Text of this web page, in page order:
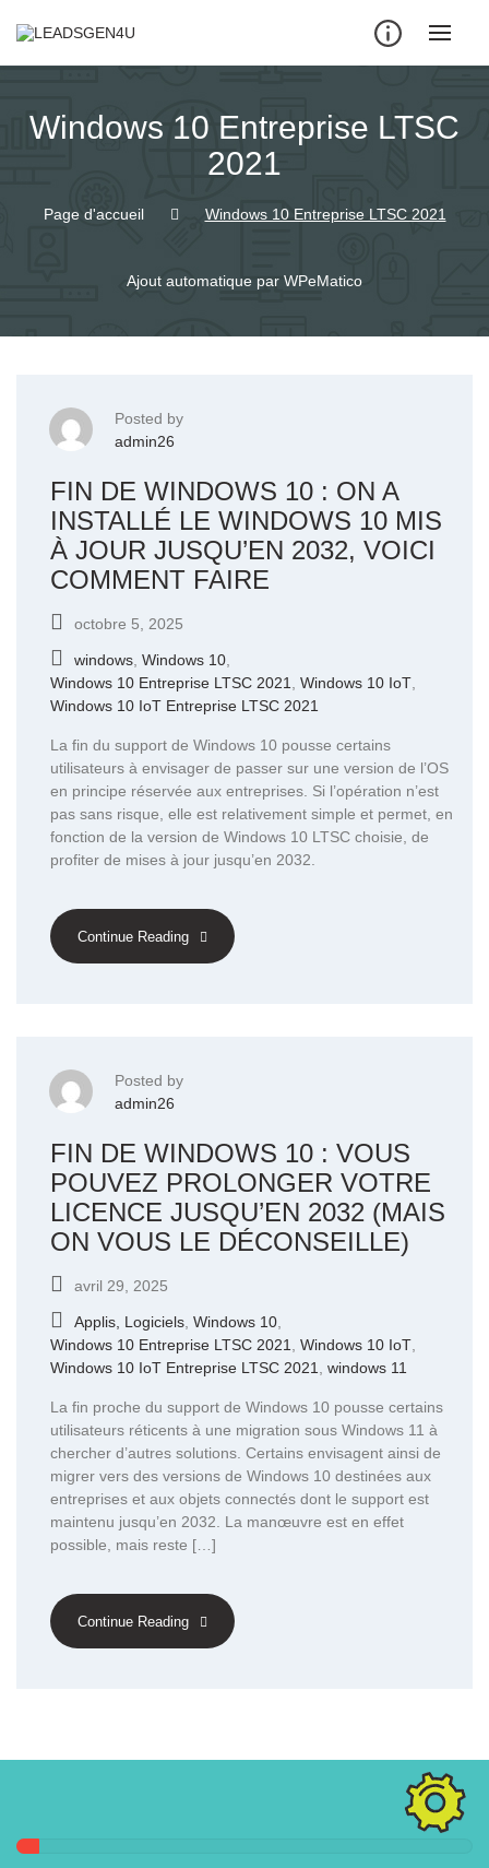
Windows 10 Entreprise LTSC
2021
Page d'accueil Windows 10 Entreprise LTSC 2021
Ajout automatique par WPeMatico
Posted by
admin26
FIN DE WINDOWS 10 : ON A
INSTALLÉ LE WINDOWS 10 MIS
À JOUR JUSQU’EN 2032, VOICI
COMMENT FAIRE
octobre 5, 2025
windows Windows 10
Windows 10 Entreprise LTSC 2021
Windows 10 IoT
Windows 10 IoT Entreprise LTSC 2021
La fin du support de Windows 10 pousse certains
utilisateurs à envisager de passer sur une version de l’OS
en principe réservée aux entreprises. Si l’opération n’est
pas sans risque, elle est relativement simple et permet, en
fonction de la version de Windows 10 LTSC choisie, de
profiter de mises à jour jusqu’en 2032.
Continue Reading
Posted by
admin26
FIN DE WINDOWS 10 : VOUS
POUVEZ PROLONGER VOTRE
LICENCE JUSQU’EN 2032 (MAIS
ON VOUS LE DÉCONSEILLE)
avril 29, 2025
Applis, Logiciels Windows 10
Windows 10 Entreprise LTSC 2021
Windows 10 IoT
Windows 10 IoT Entreprise LTSC 2021
windows 11
La fin proche du support de Windows 10 pousse certains
utilisateurs réticents à une migration sous Windows 11 à
chercher d’autres solutions. Certains envisagent ainsi de
migrer vers des versions de Windows 10 destinées aux
entreprises et aux objets connectés dont le support est
maintenu jusqu’en 2032. La manœuvre est en effet
possible, mais reste […]
Continue Reading